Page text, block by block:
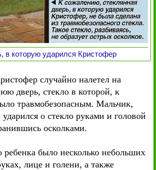
в которую ударился Кристофер
случайно налетел на
дверь, стекло в которой, к
травмобезопасным. Мальчик,
о стекло руками и головой
осколками.
ребенка было несколько небольших
лице и голени, а также